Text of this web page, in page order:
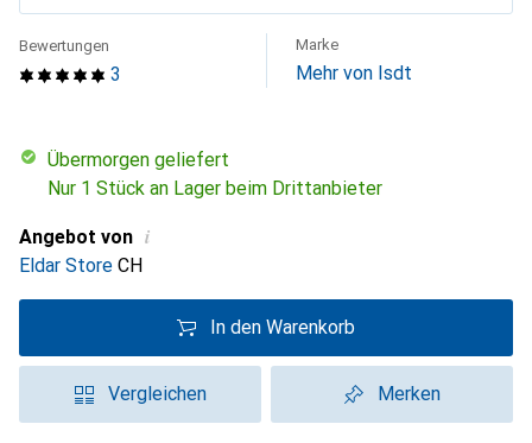
3
Bewertungen Marke
Mehr von Isdt
übermorgen geliefert
Nur 1 Stück an Lager beim Drittanbieter
Angebot von i
Eldar Store CH
In den Warenkorb
Vergleichen Merken